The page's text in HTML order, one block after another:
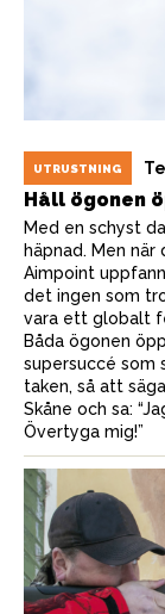
UTRUSTNING
Håll ögonen
Med en schyst
häpnad. Men
Aimpoint
det ingen som
vara ett globalt
Båda ögonen
supersuccé som
taken, så att
Skåne och sa:
Övertyga mig!”